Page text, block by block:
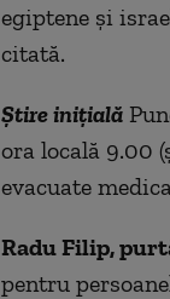
egiptene şi
citată.
Știre inițială
ora locală 9.00
evacuate
Radu Filip,
pentru